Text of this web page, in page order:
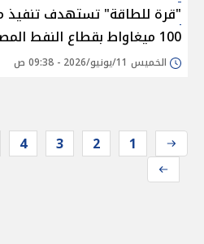
"قرة للطاقة" تستهدف
100 ميغاواط بقطاع النفط المصري
الخميس 11/يونيو/2026 - 09:38 ص
1
2
3
4